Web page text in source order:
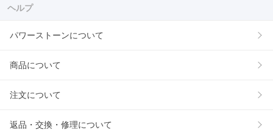
ヘルプ
パワーストーンについて
商品について
注文について
返品・交換・修理について